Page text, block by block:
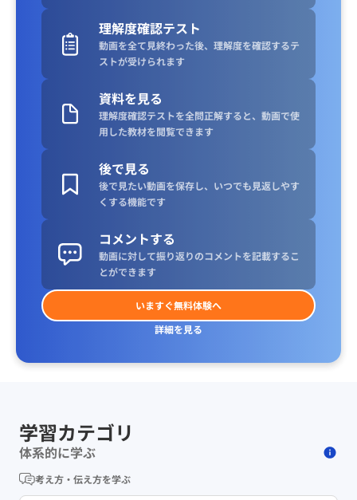
理解度確認テスト
動画を全て見終わった後、理解度を確認するテ
ストが受けられます
資料を見る
理解度確認テストを全問正解すると、動画で使
用した教材を閲覧できます
後で見る
後で見たい動画を保存し、いつでも見返しやす
くする機能です
コメントする
動画に対して振り返りのコメントを記載するこ
とができます
いますぐ無料体験へ
詳細を見る
学習カテゴリ
体系的に学ぶ
考え方・伝え方を学ぶ